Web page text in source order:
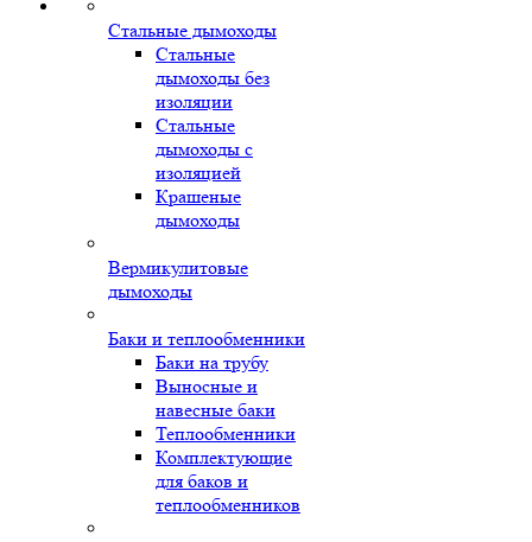
Стальные дымоходы
Стальные
дымоходы без
изоляции
Стальные
дымоходы с
изоляцией
Крашеные
дымоходы
Вермикулитовые
дымоходы
Баки и теплообменники
Баки на трубу
Выносные и
навесные баки
Теплообменники
Комплектующие
для баков и
теплообменников